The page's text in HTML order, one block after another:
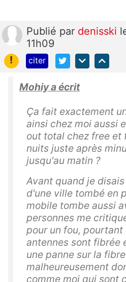
Publié par denisski
11h09
!
citer
Mohiy a écrit
Ça fait exactement
ainsi chez moi aussi
out total chez free et
nuits juste après
jusqu'au matin ?
Avant quand je
d'une ville tombé en
mobile tombe aussi
personnes me
pour un fou,
antennes sont fibrée
une panne sur la
malheureusement
comme moi qui sont